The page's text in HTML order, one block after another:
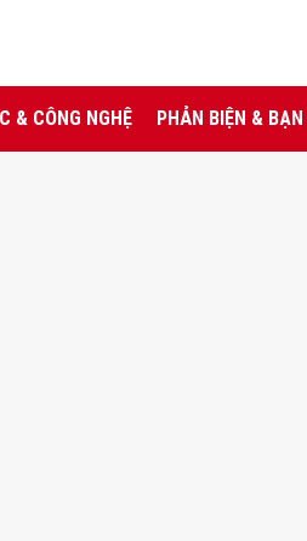
& CÔNG NGHỆ PHẢN BIỆN &